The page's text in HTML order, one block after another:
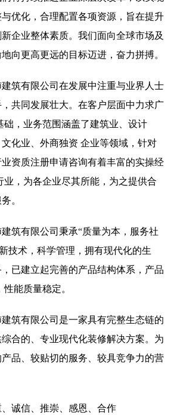
优化，合理配置各项资源，旨在提升
企业整体素质。我们面向全球市场及
向更高更远的目标迈进，奋力拼搏。
筑有限公司在发展中注重与业界人士
共同发展壮大。在客户层面中力求广
础，业务范围涵盖了建筑业、设计
化业、外商独资 企业等领域，针对
资质注册申请咨询有着丰富的实操经
业，为各企业尽其所能，为之提供合
。
筑有限公司秉承“质量为本，服务社
技术，科学管理，拥有现代化的生
已建立起完善的产品结构体系，产品
能质量稳定。
筑有限公司是一家具有完整生态链的
合的、专业现代化装修解决方案。为
品、较贴切的服务、较具竞争力的营
诚信、推崇、感恩、合作